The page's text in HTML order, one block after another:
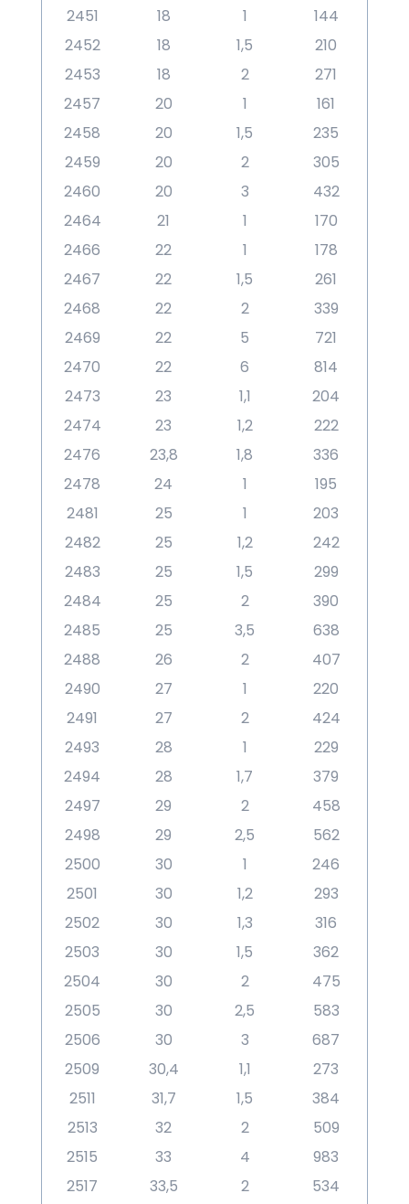
2451 18 1
144
2452
18 1,5
210
2453
18 2
271
2457
20 1
161
2458
20 1,5
235
2459
20 2
305
2460
20 3
432
2464
21 1
170
2466
22 1
178
2467
22 1,5
261
2468
22 2
339
2469
22 5
721
2470
22 6
814
2473
23 1,1
204
2474
23 1,2
222
2476
23,8 1,8
336
2478
24 1
195
2481
25 1
203
2482
25 1,2
242
2483
25 1,5
299
2484
25 2
390
2485
25 3,5
638
2488
26 2
407
2490
27 1
220
2491
27 2
424
2493
28 1
229
2494
28 1,7
379
2497
29 2
458
2498
29 2,5
562
2500
30 1
246
2501
30 1,2
293
2502
30 1,3
316
2503
30 1,5
362
2504
30 2
475
2505
30 2,5
583
2506
30 3
687
2509
30,4 1,1
273
2511
31,7 1,5
384
2513
32 2
509
2515
33 4
983
2517
33,5 2
534